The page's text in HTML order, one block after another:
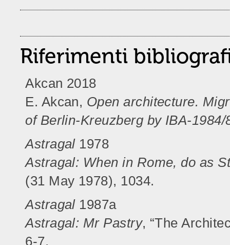
Riferimenti
Akcan 2018
E. Akcan, Open architecture.
of Berlin-Kreuzberg by IBA-1984/
Astragal1978
Astragal: When in Rome, do as
(31 May 1978), 1034.
Astragal1987a
Astragal: Mr Pastry, “The
6-7.